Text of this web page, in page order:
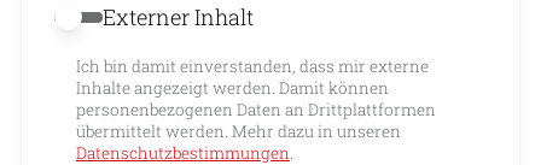
Externer Inhalt erlauben
Externer Inhalt
Ich bin damit einverstanden, dass mir externe
Inhalte angezeigt werden. Damit können
personenbezogenen Daten an Drittplattformen
übermittelt werden. Mehr dazu in unseren
Datenschutzbestimmungen